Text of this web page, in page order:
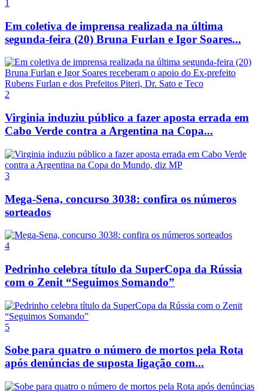
1
Em coletiva de imprensa realizada na última
segunda-feira (20) Bruna Furlan e Igor Soares...
2
Virginia induziu público a fazer aposta errada em
Cabo Verde contra a Argentina na Copa...
3
Mega-Sena, concurso 3038: confira os números
sorteados
4
Pedrinho celebra título da SuperCopa da Rússia
com o Zenit “Seguimos Somando”
5
Sobe para quatro o número de mortos pela Rota
após denúncias de suposta ligação com...